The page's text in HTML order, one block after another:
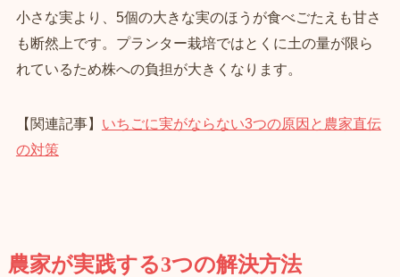
小さな実より、5個の大きな実のほうが食べごたえも甘さ
も断然上です。プランター栽培ではとくに土の量が限ら
れているため株への負担が大きくなります。
【関連記事】 いちごに実がならない3つの原因と農家直伝
の対策
農家が実践する3つの解決方法